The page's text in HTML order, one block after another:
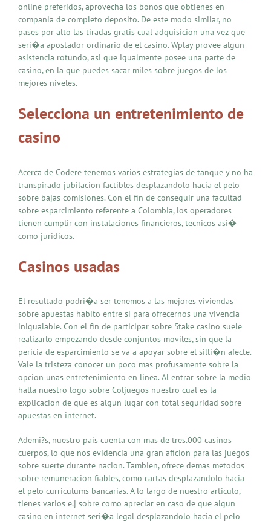
online preferidos, aprovecha los bonos que obtienes en
compania de completo deposito. De este modo similar, no
pases por alto las tiradas gratis cual adquisicion una vez que
seri�a apostador ordinario de el casino. Wplay provee algun
asistencia rotundo, asi que igualmente posee una parte de
casino, en la que puedes sacar miles sobre juegos de los
mejores niveles.
Selecciona un entretenimiento de
casino
Acerca de Codere tenemos varios estrategias de tanque y no ha
transpirado jubilacion factibles desplazandolo hacia el pelo
sobre bajas comisiones. Con el fin de conseguir una facultad
sobre esparcimiento referente a Colombia, los operadores
tienen cumplir con instalaciones financieros, tecnicos asi�
como juridicos.
Casinos usadas
El resultado podri�a ser tenemos a las mejores viviendas
sobre apuestas habito entre si para ofrecernos una vivencia
inigualable. Con el fin de participar sobre Stake casino suele
realizarlo empezando desde conjuntos moviles, sin que la
pericia de esparcimiento se va a apoyar sobre el silli�n afecte.
Vale la tristeza conocer un poco mas profusamente sobre la
opcion unas entretenimiento en linea. Al entrar sobre la medio
halla nuestro logo sobre Coljuegos nuestro cual es la
explicacion de que es algun lugar con total seguridad sobre
apuestas en internet.
Ademi?s, nuestro pais cuenta con mas de tres.000 casinos
cuerpos, lo que nos evidencia una gran aficion para las juegos
sobre suerte durante nacion. Tambien, ofrece demas metodos
sobre remuneracion fiables, como cartas desplazandolo hacia
el pelo curriculums bancarias. A lo largo de nuestro articulo,
tienes varios e.j sobre como apreciar en caso de que algun
casino en internet seri�a legal desplazandolo hacia el pelo